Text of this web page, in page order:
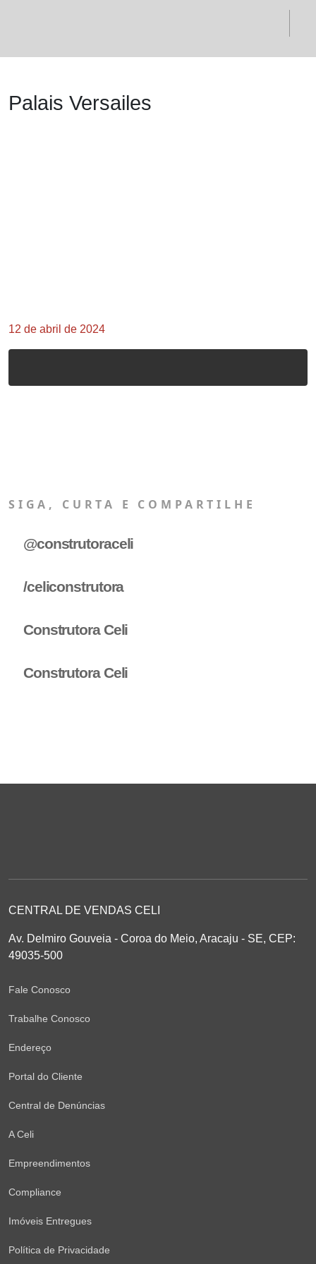
Palais Versailes
12 de abril de 2024
SIGA, CURTA E COMPARTILHE
@construtoraceli
/celiconstrutora
Construtora Celi
Construtora Celi
CENTRAL DE VENDAS CELI
Av. Delmiro Gouveia - Coroa do Meio, Aracaju - SE, CEP:
49035-500
Fale Conosco
Trabalhe Conosco
Endereço
Portal do Cliente
Central de Denúncias
A Celi
Empreendimentos
Compliance
Imóveis Entregues
Política de Privacidade